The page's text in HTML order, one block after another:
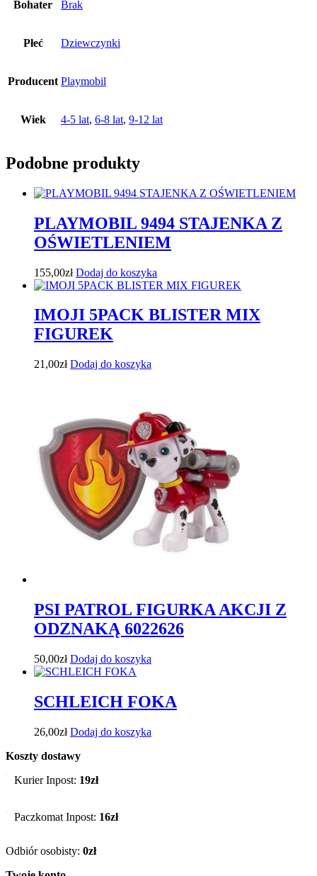
Bohater Brak
Płeć Dziewczynki
Producent Playmobil
Wiek 4-5 lat, 6-8 lat, 9-12 lat
Podobne produkty
PLAYMOBIL 9494 STAJENKA Z
OŚWIETLENIEM
155,00zł Dodaj do koszyka
IMOJI 5PACK BLISTER MIX
FIGUREK
21,00zł Dodaj do koszyka
PSI PATROL FIGURKA AKCJI Z
ODZNAKĄ 6022626
50,00zł Dodaj do koszyka
SCHLEICH FOKA
26,00zł Dodaj do koszyka
Koszty dostawy
Kurier Inpost: 19zł
Paczkomat Inpost: 16zł
Odbiór osobisty: 0zł